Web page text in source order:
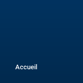
Accueil